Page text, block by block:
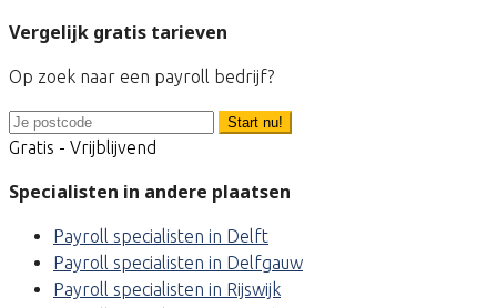
Vergelijk gratis tarieven
Op zoek naar een payroll bedrijf?
Start nu!
Gratis - Vrijblijvend
Specialisten in andere plaatsen
Payroll specialisten in Delft
Payroll specialisten in Delfgauw
Payroll specialisten in Rijswijk